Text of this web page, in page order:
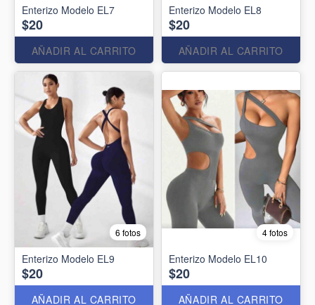
Enterizo Modelo EL7
$20
AÑADIR AL CARRITO
Enterizo Modelo EL8
$20
AÑADIR AL CARRITO
6 fotos
Enterizo Modelo EL9
$20
AÑADIR AL CARRITO
4 fotos
Enterizo Modelo EL10
$20
AÑADIR AL CARRITO